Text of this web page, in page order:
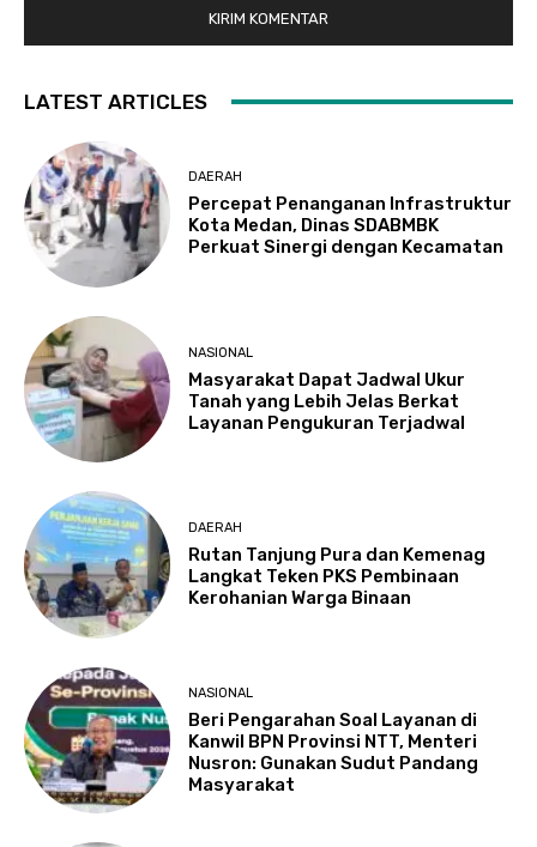
LATEST ARTICLES
DAERAH
Percepat Penanganan Infrastruktur
Kota Medan, Dinas SDABMBK
Perkuat Sinergi dengan Kecamatan
NASIONAL
Masyarakat Dapat Jadwal Ukur
Tanah yang Lebih Jelas Berkat
Layanan Pengukuran Terjadwal
DAERAH
Rutan Tanjung Pura dan Kemenag
Langkat Teken PKS Pembinaan
Kerohanian Warga Binaan
NASIONAL
Beri Pengarahan Soal Layanan di
Kanwil BPN Provinsi NTT, Menteri
Nusron: Gunakan Sudut Pandang
Masyarakat